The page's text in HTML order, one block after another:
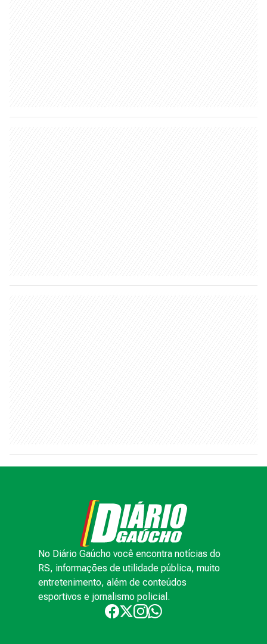
No Diário Gaúcho você encontra notícias do
RS, informações de utilidade pública, muito
entretenimento, além de conteúdos
esportivos e jornalismo policial.